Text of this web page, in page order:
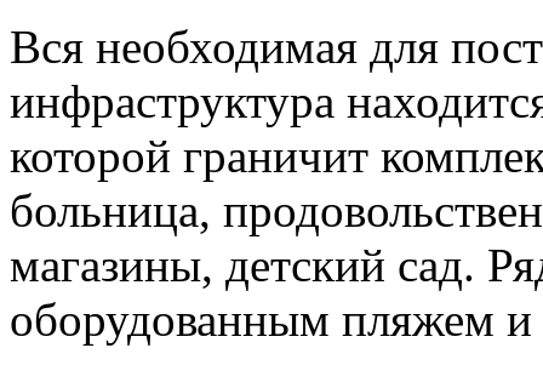
Вся необходимая для
инфраструктура
которой граничит
больница,
магазины, детский сад.
оборудованным пляжем